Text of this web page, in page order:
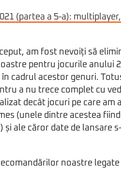
(partea a 5-a):
am fost nevoiți să
pentru jocurile anului
cadrul acestor genuri.
a nu trece complet cu
decât jocuri pe care am
(unele dintre acestea
și ale căror date de lansare
noastre